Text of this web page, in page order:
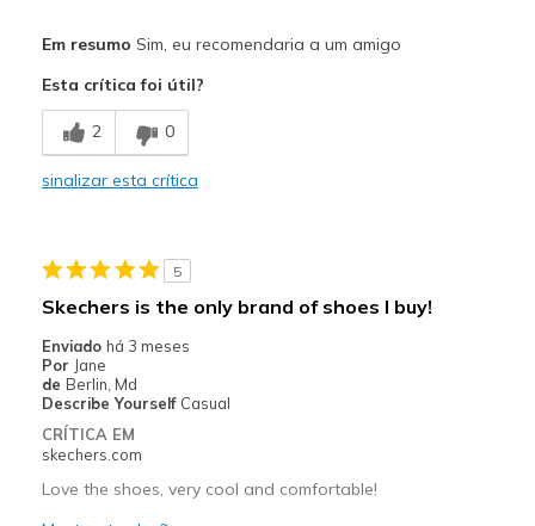
Comfortable
Stylish
Feels true to size
View On Shoes
Em resumo Sim, eu recomendaria a um amigo
Esta crítica foi útil?
2 0
sinalizar esta crítica
5
Skechers is the only brand of shoes I buy!
Enviado há 3 meses
Por Jane
de Berlin, Md
Describe Yourself Casual
CRÍTICA EM
skechers.com
Love the shoes, very cool and comfortable!